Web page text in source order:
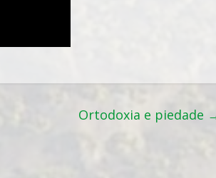
Ortodoxia e piedade